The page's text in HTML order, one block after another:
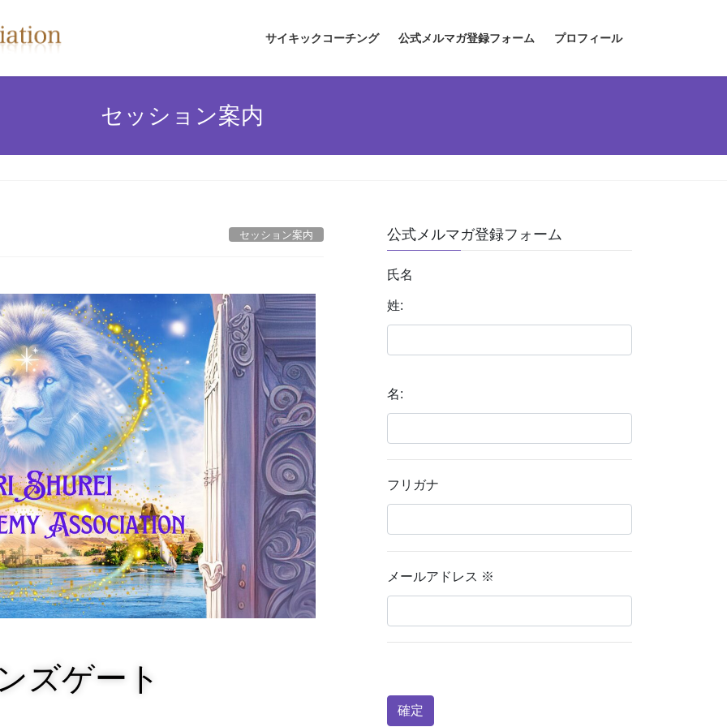
サイキックコーチング 公式メルマガ登録フォーム プロフィール
セッション案内
セッション案内
ズゲート
公式メルマガ登録フォーム
氏名
姓:
名:
フリガナ
メールアドレス ※